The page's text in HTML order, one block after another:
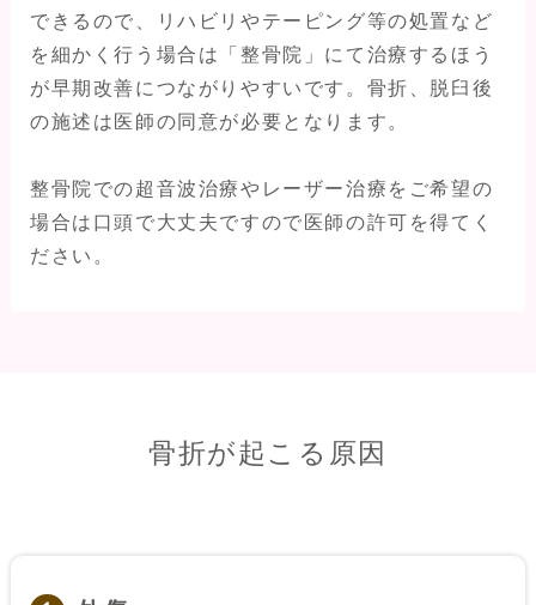
できるので、リハビリやテーピング等の処置など
を細かく行う場合は「整骨院」にて治療するほう
が早期改善につながりやすいです。骨折、脱臼後
の施述は医師の同意が必要となります。
整骨院での超音波治療やレーザー治療をご希望の
場合は口頭で大丈夫ですので医師の許可を得てく
ださい。
骨折が起こる原因